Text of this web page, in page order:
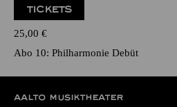
TICKETS
25,00 €
Abo 10: Philharmonie Debüt
AALTO MUSIKTHEATER